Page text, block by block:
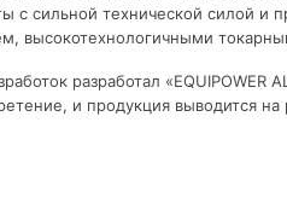
с сильной технической силой и
высокотехнологичными
разработал «EQUIPOWER
и продукция выводится